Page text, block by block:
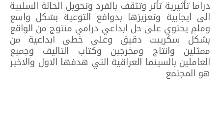
دراما تأثيرية تأثر وتثقف بالفرد وتحويل الحالة السلبية
الى ايجابية وتعزيزها بدوافع التوعية بشكل واسع
وملم يحتوي على حل ابداعي درامي منتوج من الواقع
بشكل سكريبت دقيق وعلى خطى ابداعية من
ممثلين وانتاج ومخرجين وكتاب التاليف وجميع
العاملين بالسينما العراقية التي هدفها الاول والاخير
هو المجتمع